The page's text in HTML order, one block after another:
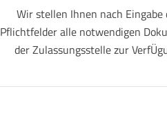
Wir stellen Ihnen nach Eingabe
Pflichtfelder alle notwendigen
der Zulassungsstelle zur